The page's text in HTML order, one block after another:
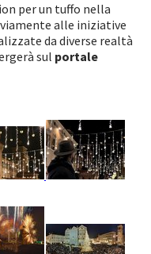
per un tuffo nella
alle iniziative
da diverse realtà
sul portale